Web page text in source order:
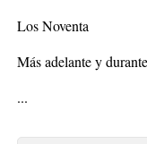
Los Noventa
Más adelante y
...